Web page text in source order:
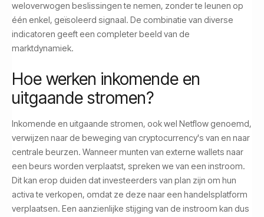
weloverwogen beslissingen te nemen, zonder te leunen op
één enkel, geïsoleerd signaal. De combinatie van diverse
indicatoren geeft een completer beeld van de
marktdynamiek.
Hoe werken inkomende en
uitgaande stromen?
Inkomende en uitgaande stromen, ook wel Netflow genoemd,
verwijzen naar de beweging van cryptocurrency's van en naar
centrale beurzen. Wanneer munten van externe wallets naar
een beurs worden verplaatst, spreken we van een instroom.
Dit kan erop duiden dat investeerders van plan zijn om hun
activa te verkopen, omdat ze deze naar een handelsplatform
verplaatsen. Een aanzienlijke stijging van de instroom kan dus